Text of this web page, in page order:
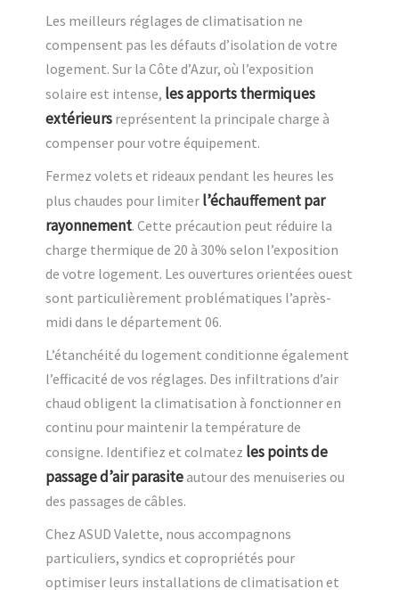
Les meilleurs réglages de climatisation ne
compensent pas les défauts d’isolation de votre
logement. Sur la Côte d’Azur, où l’exposition
solaire est intense, les apports thermiques
extérieurs représentent la principale charge à
compenser pour votre équipement.
Fermez volets et rideaux pendant les heures les
plus chaudes pour limiter l’échauffement par
rayonnement. Cette précaution peut réduire la
charge thermique de 20 à 30% selon l’exposition
de votre logement. Les ouvertures orientées ouest
sont particulièrement problématiques l’après-
midi dans le département 06.
L’étanchéité du logement conditionne également
l’efficacité de vos réglages. Des infiltrations d’air
chaud obligent la climatisation à fonctionner en
continu pour maintenir la température de
consigne. Identifiez et colmatez les points de
passage d’air parasiteautour des menuiseries ou
des passages de câbles.
Chez ASUD Valette, nous accompagnons
particuliers, syndics et copropriétés pour
optimiser leurs installations de climatisation et